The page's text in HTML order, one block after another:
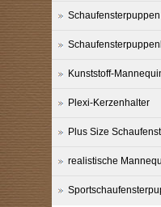
Kunststoff-
Plexi-Kerzenhalter
Plus Size
realistische